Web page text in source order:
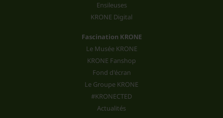
Ensileuses
KRONE Digital
Fascination KRONE
Le Musée KRONE
KRONE Fanshop
Fond d'écran
Le Groupe KRONE
#KRONECTED
Actualités